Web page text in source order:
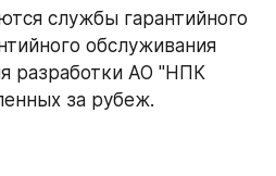
службы гарантийного
обслуживания
разработки АО "НПК
за рубеж.